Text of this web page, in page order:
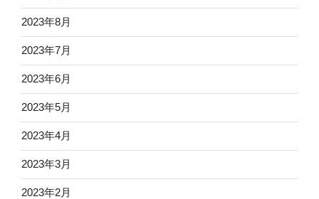
2023年8月
2023年7月
2023年6月
2023年5月
2023年4月
2023年3月
2023年2月